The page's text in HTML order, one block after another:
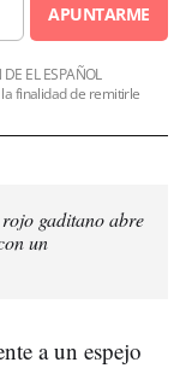
APUNTARME
EL ESPAÑOL
la finalidad de remitirle
gaditano abre
un
a un espejo